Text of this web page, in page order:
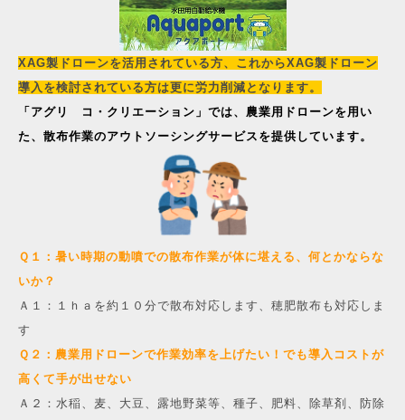
XAG製ドローンを活用されている方、これからXAG製ドローン
導入を検討されている方は更に労力削減となります。
「アグリ コ・クリエーション」では、農業用ドローンを用い
た、 散布作業のアウトソーシングサービスを提供しています。
Ｑ１：暑い時期の動噴での散布作業が体に堪える、何とかならな
いか？
Ａ１：１ｈａを約１０分で散布対応します、穂肥散布も対応しま
す
Ｑ２：農業用ドローンで作業効率を上げたい！でも導入コストが
高くて手が出せない
Ａ２：水稲、麦、大豆、露地野菜等、種子、肥料、除草剤、防除